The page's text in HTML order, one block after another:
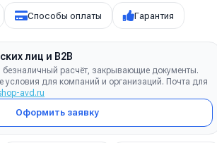
Способы оплаты Гарантия
лиц и B2B
расчёт, закрывающие документы.
условия для компаний и организаций. Почта для
avd.ru
Оформить заявку